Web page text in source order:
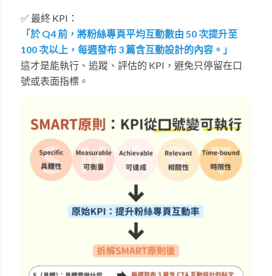
✅ 最終 KPI：
「於 Q4 前，將粉絲專頁平均互動數由 50 次提升至
100 次以上，每週發布 3 篇含互動設計的內容。」
這才是能執行、追蹤、評估的 KPI ，避免只停留在口
號或表面指標。